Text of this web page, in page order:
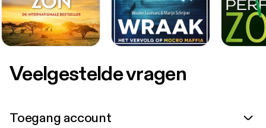
Veelgestelde vragen
Toegang account